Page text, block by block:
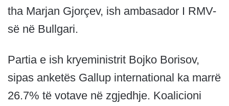
tha Marjan Gjorçev, ish ambasador I RMV-
së në Bullgari.
Partia e ish kryeministrit Bojko Borisov,
sipas anketës Gallup international ka marrë
26.7% të votave në zgjedhje. Koalicioni